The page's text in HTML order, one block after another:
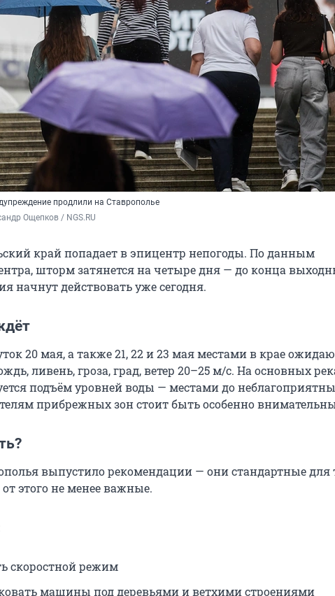
продлили на Ставрополье
Ощепков / NGS.RU
край попадает в эпицентр непогоды. По данным
шторм затянется на четыре дня — до конца
начнут действовать уже сегодня.
20 мая, а также 21, 22 и 23 мая местами в крае
ливень, гроза, град, ветер 20–25 м/с. На основных
подъём уровней воды — местами до
прибрежных зон стоит быть особенно
выпустило рекомендации — они стандартные для
от этого не менее важные.
скоростной режим
машины под деревьями и ветхими строениями